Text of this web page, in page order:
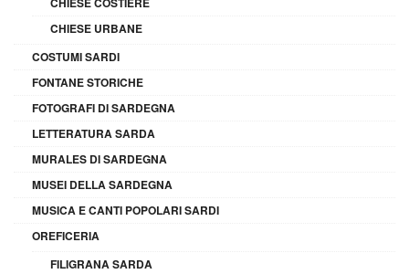
CHIESE URBANE
COSTUMI SARDI
FONTANE STORICHE
FOTOGRAFI DI SARDEGNA
LETTERATURA SARDA
MURALES DI SARDEGNA
MUSEI DELLA SARDEGNA
MUSICA E CANTI POPOLARI SARDI
OREFICERIA
FILIGRANA SARDA